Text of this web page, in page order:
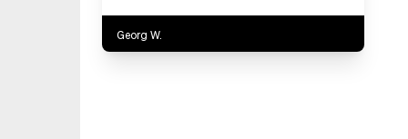
Georg W.